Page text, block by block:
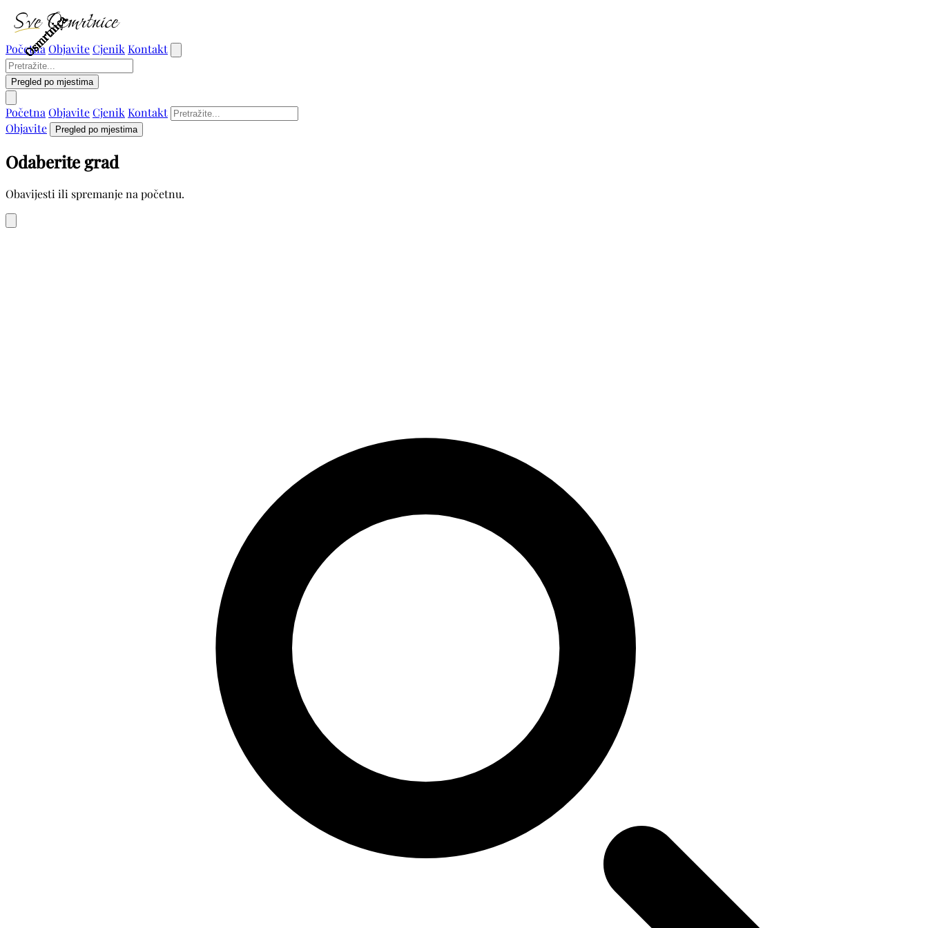
Početna ObjaviteCjenik Kontakt
Pregled po mjestima
Početna ObjaviteCjenik Kontakt
Objavite
Pregled po mjestima
Odaberite grad
Obavijesti ili spremanje na početnu.
Osmrtnica
Osmrtnica
Osmrtnica
Osmrtnica
Osmrtnica
Osmrtnica
Osmrtnica
Osmrtnica
Osmrtnica
Osmrtnica
Osmrtnica
Osmrtnica
Osmrtnica
Osmrtnica